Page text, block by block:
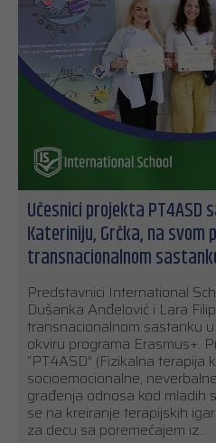
Učesnici projekta PT4ASD
Kateriniju, Grčka, na svom
transnacionalnom
Predstavnici International
Dušanka Anđelović i Lara
transnacionalnom sastanku
okviru programa Erasmus+.
“PT4ASD” (Fizikalna
socioemocionalne,
građenja odnosa kod mladih
se na kreiranje terapijskih
za decu sa poremećajem iz…